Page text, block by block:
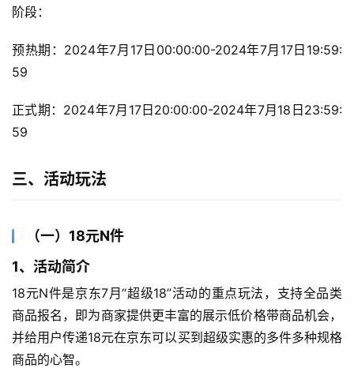
阶段：
预热期：2024年7月17日00:00:00-2024年7月17日19:59:
59
正式期：2024年7月17日20:00:00-2024年7月18日23:59:
59
三、活动玩法
（一）18元N件
1、活动简介
18元N件是京东7月“超级18”活动的重点玩法，支持全品类
商品报名，即为商家提供更丰富的展示低价格带商品机会，
并给用户传递18元在京东可以买到超级实惠的多件多种规格
商品的心智。